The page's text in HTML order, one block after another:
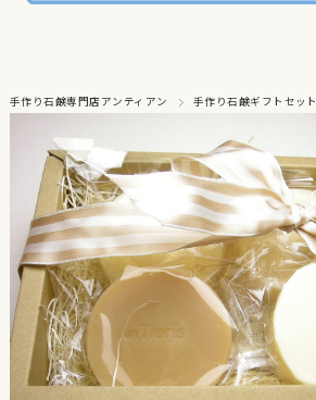
手作り石鹸専門店アンティアン 手作り石鹸ギフトセット